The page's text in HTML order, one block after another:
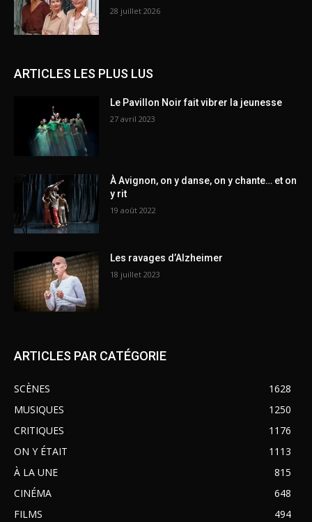
28 juillet 2026
ARTICLES LES PLUS LUS
Le Pavillon Noir fait vibrer la jeunesse
27 avril 2023
À Avignon, on y danse, on y chante… et on
y rit
19 août 2022
Les ravages d’Alzheimer
18 juillet 2023
ARTICLES PAR CATÉGORIE
SCÈNES
1628
MUSIQUES
1250
CRITIQUES
1176
ON Y ÉTAIT
1113
À LA UNE
815
CINÉMA
648
FILMS
494